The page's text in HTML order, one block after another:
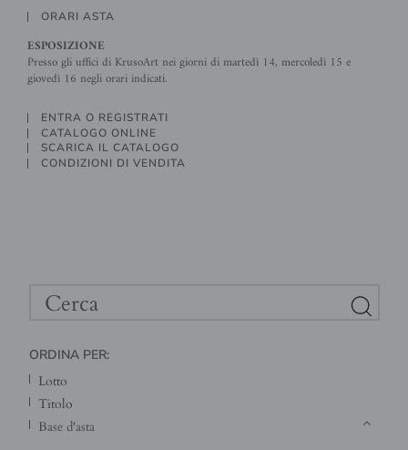
ORARI ASTA
ESPOSIZIONE
Presso gli uffici di KrusoArt nei giorni di martedì 14, mercoledì 15 e
giovedì 16 negli orari indicati.
ENTRA O REGISTRATI
CATALOGO ONLINE
SCARICA IL CATALOGO
CONDIZIONI DI VENDITA
ORDINA PER:
lotto
titolo
base d'asta